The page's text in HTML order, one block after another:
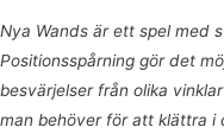
Nya Wands är ett spel med
Positionsspårning gör det
besvärjelser från olika
man behöver för att klättra i